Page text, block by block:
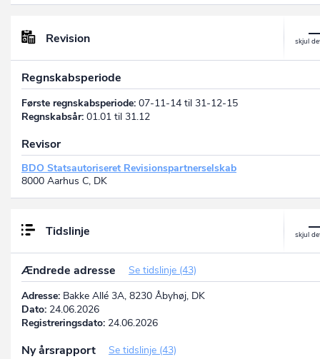
Revision
Regnskabsperiode
Første regnskabsperiode: 07-11-14 til 31-12-15
Regnskabsår: 01.01 til 31.12
Revisor
BDO Statsautoriseret Revisionspartnerselskab
8000 Aarhus C, DK
Tidslinje
Ændrede adresse
Se tidslinje (43)
Adresse: Bakke Allé 3A, 8230 Åbyhøj, DK
Dato: 24.06.2026
Registreringsdato: 24.06.2026
Ny årsrapport
Se tidslinje (43)